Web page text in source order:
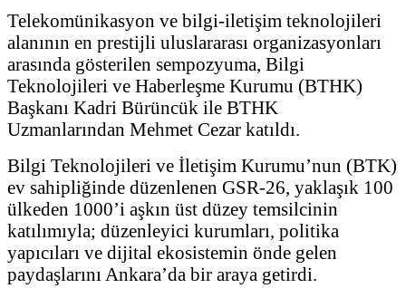
Telekomünikasyon ve bilgi-iletişim teknolojileri
alanının en prestijli uluslararası organizasyonları
arasında gösterilen sempozyuma, Bilgi
Teknolojileri ve Haberleşme Kurumu (BTHK)
Başkanı Kadri Bürüncük ile BTHK
Uzmanlarından Mehmet Cezar katıldı.
Bilgi Teknolojileri ve İletişim Kurumu’nun (BTK)
ev sahipliğinde düzenlenen GSR-26, yaklaşık 100
ülkeden 1000’i aşkın üst düzey temsilcinin
katılımıyla; düzenleyici kurumları, politika
yapıcıları ve dijital ekosistemin önde gelen
paydaşlarını Ankara’da bir araya getirdi.